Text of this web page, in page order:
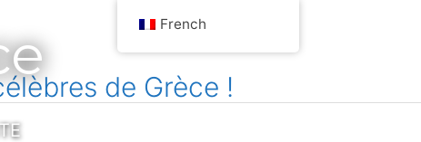
de Grèce !
French